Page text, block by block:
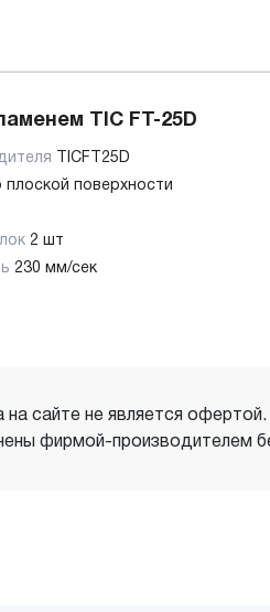
TIC FT-25D
TICFT25D
плоской поверхности
2 шт
230 мм/сек
сайте не является
фирмой-производителем